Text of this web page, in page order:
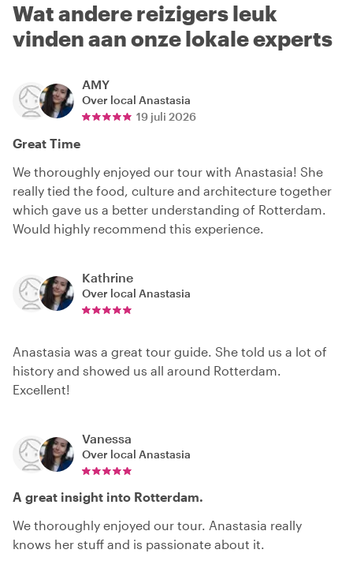
Wat andere reizigers leuk
vinden aan onze lokale experts
AMY
Over local Anastasia
19 juli 2026
Great Time
We thoroughly enjoyed our tour with Anastasia! She
really tied the food, culture and architecture together
which gave us a better understanding of Rotterdam.
Would highly recommend this experience.
Kathrine
Over local Anastasia
Anastasia was a great tour guide. She told us a lot of
history and showed us all around Rotterdam.
Excellent!
Vanessa
Over local Anastasia
A great insight into Rotterdam.
We thoroughly enjoyed our tour. Anastasia really
knows her stuff and is passionate about it.